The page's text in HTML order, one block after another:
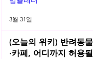
레터
3월 31일
(오늘의 위키) 반려동
·카페, 어디까지 허용